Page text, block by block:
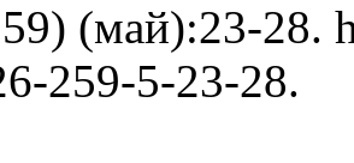
(май):23-28.
259-5-23-28.